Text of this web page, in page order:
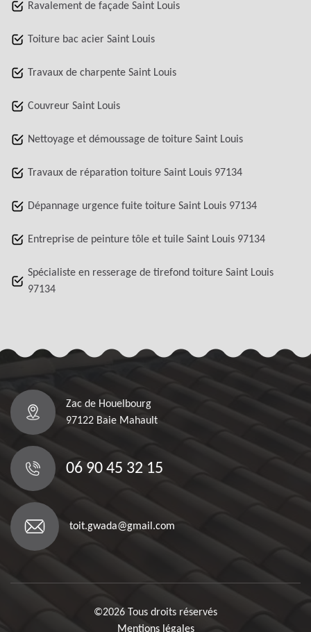
Ravalement de façade Saint Louis
Toiture bac acier Saint Louis
Travaux de charpente Saint Louis
Couvreur Saint Louis
Nettoyage et démoussage de toiture Saint Louis
Travaux de réparation toiture Saint Louis 97134
Dépannage urgence fuite toiture Saint Louis 97134
Entreprise de peinture tôle et tuile Saint Louis 97134
Spécialiste en resserage de tirefond toiture Saint Louis
97134
Zac de Houelbourg
97122 Baie Mahault
06 90 45 32 15
toit.gwada@gmail.com
©2026 Tous droits réservés
Mentions légales